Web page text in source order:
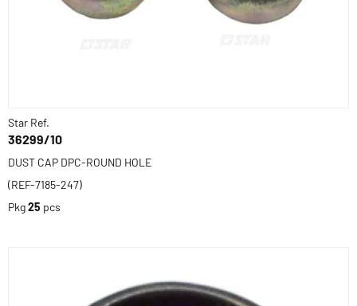
Star Ref.
36299/10
DUST CAP DPC-ROUND HOLE
(REF-7185-247)
Pkg25 pcs